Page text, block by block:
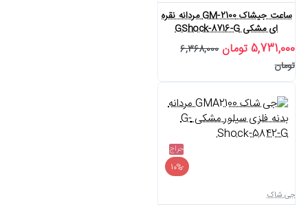
ساعت جیشاک GM-2100 مردانه نقره
ای مشکی GShock-8716-G
5,731,000 تومان
6,368,000
تومان
حراج
-10%
جی شاک